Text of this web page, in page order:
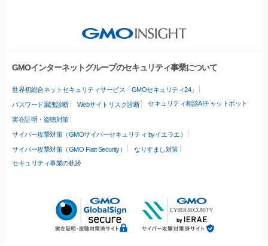
GMOインターネットグループのセキュリティ事業について
世界初総合ネットセキュリティサービス「GMOセキュリティ24」
パスワード漏洩診断 Webサイトリスク診断 セキュリティ相談AIチャットボット
実在証明・盗聴対策
サイバー攻撃対策（GMOサイバーセキュリティ byイエラエ）
サイバー攻撃対策（GMO Flatt Security）
なりすまし対策
セキュリティ事業の軌跡